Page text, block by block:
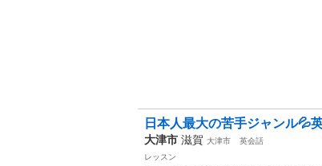
日本人最大の苦手ジャンル
大津市 滋賀 大津市
英会話
レッスン